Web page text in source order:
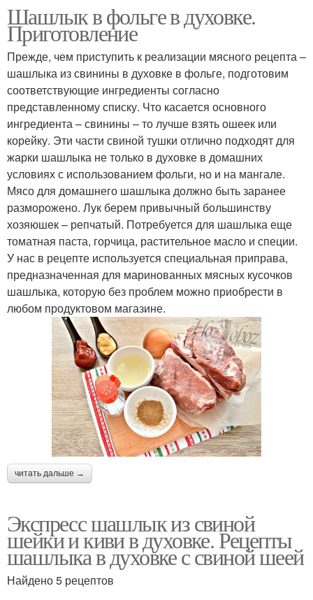
Шашлык в фольге в духовке.
Приготовление
Прежде, чем приступить к реализации мясного рецепта –
шашлыка из свинины в духовке в фольге, подготовим
соответствующие ингредиенты согласно
представленному списку. Что касается основного
ингредиента – свинины – то лучше взять ошеек или
корейку. Эти части свиной тушки отлично подходят для
жарки шашлыка не только в духовке в домашних
условиях с использованием фольги, но и на мангале.
Мясо для домашнего шашлыка должно быть заранее
разморожено. Лук берем привычный большинству
хозяюшек – репчатый. Потребуется для шашлыка еще
томатная паста, горчица, растительное масло и специи.
У нас в рецепте используется специальная приправа,
предназначенная для маринованных мясных кусочков
шашлыка, которую без проблем можно приобрести в
любом продуктовом магазине.
читать дальше →
Экспресс шашлык из свиной
шейки и киви в духовке. Рецепты
шашлыка в духовке с свиной шеей
Найдено 5 рецептов